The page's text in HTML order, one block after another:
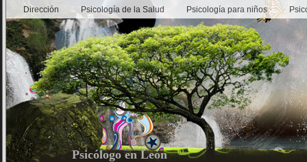
Dirección Psicología de la Salud Psicología para niños
Psicólogo en León